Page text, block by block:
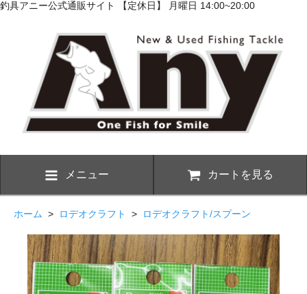
釣具アニー公式通販サイト 【定休日】 月曜日 14:00~20:00
メニュー カートを見る
ホーム > ロデオクラフト > ロデオクラフト/スプーン